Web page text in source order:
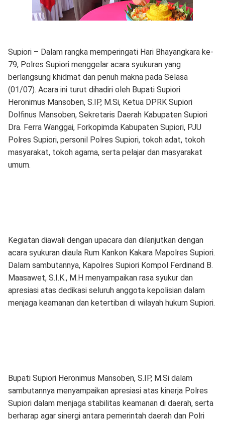
Supiori – Dalam rangka memperingati Hari Bhayangkara ke-
79, Polres Supiori menggelar acara syukuran yang
berlangsung khidmat dan penuh makna pada Selasa
(01/07). Acara ini turut dihadiri oleh Bupati Supiori
Heronimus Mansoben, S.IP, M.Si, Ketua DPRK Supiori
Dolfinus Mansoben, Sekretaris Daerah Kabupaten Supiori
Dra. Ferra Wanggai, Forkopimda Kabupaten Supiori, PJU
Polres Supiori, personil Polres Supiori, tokoh adat, tokoh
masyarakat, tokoh agama, serta pelajar dan masyarakat
umum.
Kegiatan diawali dengan upacara dan dilanjutkan dengan
acara syukuran diaula Rum Kankon Kakara Mapolres Supiori.
Dalam sambutannya, Kapolres Supiori Kompol Ferdinand B.
Maasawet, S.I.K., M.H menyampaikan rasa syukur dan
apresiasi atas dedikasi seluruh anggota kepolisian dalam
menjaga keamanan dan ketertiban di wilayah hukum Supiori.
Bupati Supiori Heronimus Mansoben, S.IP, M.Si dalam
sambutannya menyampaikan apresiasi atas kinerja Polres
Supiori dalam menjaga stabilitas keamanan di daerah, serta
berharap agar sinergi antara pemerintah daerah dan Polri